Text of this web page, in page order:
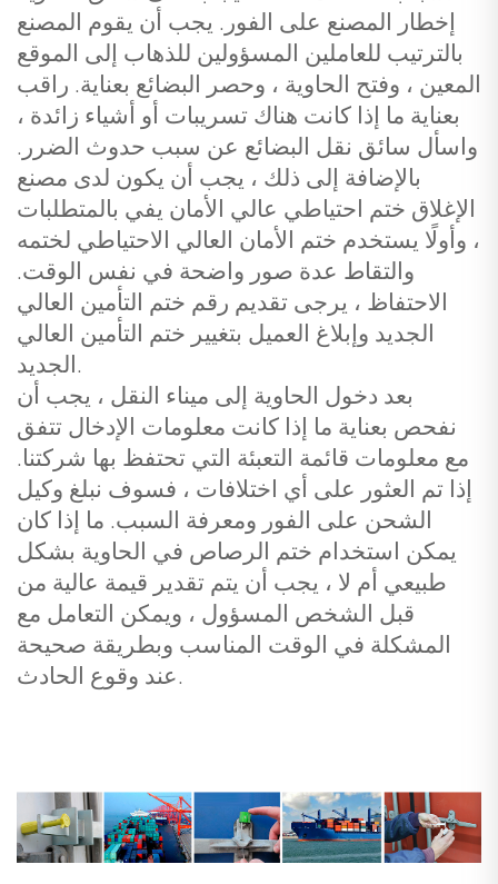
إخطار المصنع على الفور. يجب أن يقوم المصنع
بالترتيب للعاملين المسؤولين للذهاب إلى الموقع
المعين ، وفتح الحاوية ، وحصر البضائع بعناية. راقب
بعناية ما إذا كانت هناك تسريبات أو أشياء زائدة ،
واسأل سائق نقل البضائع عن سبب حدوث الضرر.
بالإضافة إلى ذلك ، يجب أن يكون لدى مصنع
الإغلاق ختم احتياطي عالي الأمان يفي بالمتطلبات
، وأولًا يستخدم ختم الأمان العالي الاحتياطي لختمه
والتقاط عدة صور واضحة في نفس الوقت.
الاحتفاظ ، يرجى تقديم رقم ختم التأمين العالي
الجديد وإبلاغ العميل بتغيير ختم التأمين العالي
الجديد.
بعد دخول الحاوية إلى ميناء النقل ، يجب أن
نفحص بعناية ما إذا كانت معلومات الإدخال تتفق
مع معلومات قائمة التعبئة التي تحتفظ بها شركتنا.
إذا تم العثور على أي اختلافات ، فسوف نبلغ وكيل
الشحن على الفور ومعرفة السبب. ما إذا كان
يمكن استخدام ختم الرصاص في الحاوية بشكل
طبيعي أم لا ، يجب أن يتم تقدير قيمة عالية من
قبل الشخص المسؤول ، ويمكن التعامل مع
المشكلة في الوقت المناسب وبطريقة صحيحة
عند وقوع الحادث.